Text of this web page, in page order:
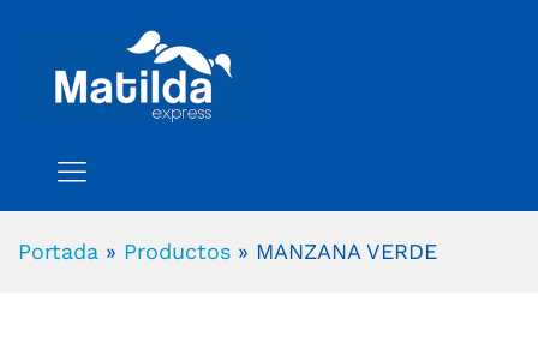
Portada » Productos » MANZANA VERDE